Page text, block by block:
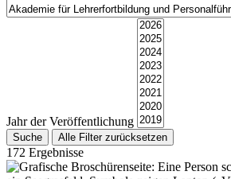
Jahr der Veröffentlichung
172 Ergebnisse